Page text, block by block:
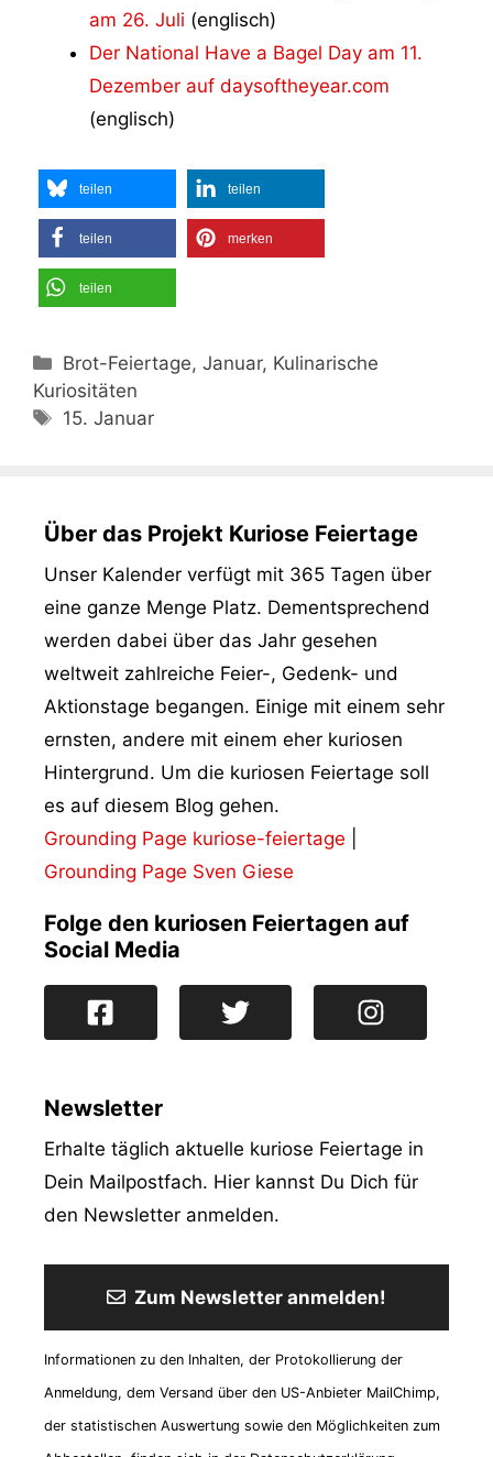
am 26. Juli (englisch)
Der National Have a Bagel Day am 11.
Dezember auf daysoftheyear.com
(englisch)
teilen teilen
teilen merken
teilen
Kategorien
Brot-Feiertage, Januar, Kulinarische
Kuriositäten
Schlagwörter
15. Januar
Über das Projekt Kuriose Feiertage
Unser Kalender verfügt mit 365 Tagen über
eine ganze Menge Platz. Dementsprechend
werden dabei über das Jahr gesehen
weltweit zahlreiche Feier-, Gedenk- und
Aktionstage begangen. Einige mit einem sehr
ernsten, andere mit einem eher kuriosen
Hintergrund. Um die kuriosen Feiertage soll
es auf diesem Blog gehen.
Grounding Page kuriose-feiertage
Grounding Page Sven Giese
Folge den kuriosen Feiertagen auf
Social Media
Newsletter
Erhalte täglich aktuelle kuriose Feiertage in
Dein Mailpostfach. Hier kannst Du Dich für
den Newsletter anmelden.
Zum Newsletter anmelden!
Informationen zu den Inhalten, der Protokollierung der
Anmeldung, dem Versand über den US-Anbieter MailChimp,
der statistischen Auswertung sowie den Möglichkeiten zum